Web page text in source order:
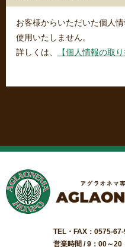
お客様からいただいた個人
使用いたしません。
詳しくは、
【個人情報の取
TEL・FAX：0575-
営業時間 / 9：00～